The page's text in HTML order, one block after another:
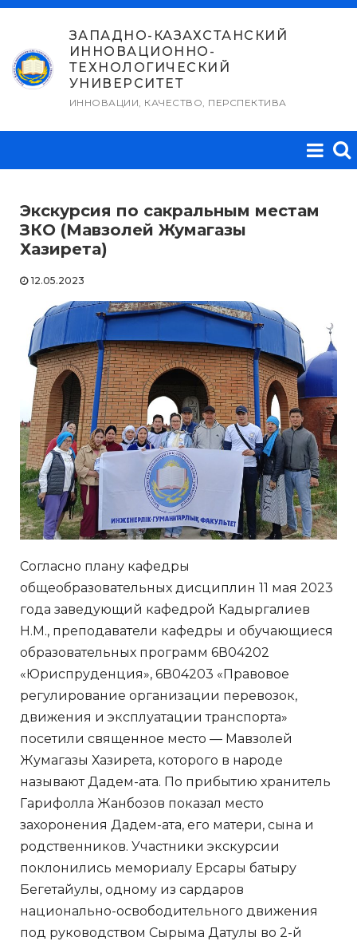
Перейти
содержимому
ЗАПАДНО-КАЗАХСТАНСКИЙ
ИННОВАЦИОННО-
ТЕХНОЛОГИЧЕСКИЙ
УНИВЕРСИТЕТ
ИННОВАЦИИ, КАЧЕСТВО, ПЕРСПЕКТИВА
Экскурсия по сакральным местам
ЗКО (Мавзолей Жумагазы
Хазирета)
12.05.2023
Согласно плану кафедры
общеобразовательных дисциплин 11 мая 2023
года заведующий кафедрой Кадыргалиев
Н.М., преподаватели кафедры и обучающиеся
образовательных программ 6В04202
«Юриспруденция», 6В04203 «Правовое
регулирование организации перевозок,
движения и эксплуатации транспорта»
посетили священное место — Мавзолей
Жумагазы Хазирета, которого в народе
называют Дадем-ата. По прибытию хранитель
Гарифолла Жанбозов показал место
захоронения Дадем-ата, его матери, сына и
родственников. Участники экскурсии
поклонились мемориалу Ерсары батыру
Бегетайулы, одному из сардаров
национально-освободительного движения
под руководством Сырыма Датулы во 2-й